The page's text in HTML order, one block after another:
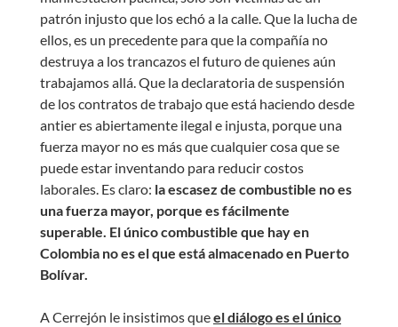
patrón injusto que los echó a la calle. Que la lucha de
ellos, es un precedente para que la compañía no
destruya a los trancazos el futuro de quienes aún
trabajamos allá. Que la declaratoria de suspensión
de los contratos de trabajo que está haciendo desde
antier es abiertamente ilegal e injusta, porque una
fuerza mayor no es más que cualquier cosa que se
puede estar inventando para reducir costos
laborales. Es claro: la escasez de combustible no es
una fuerza mayor, porque es fácilmente
superable. El único combustible que hay en
Colombia no es el que está almacenado en Puerto
Bolívar.
A Cerrejón le insistimos queel diálogo es el único